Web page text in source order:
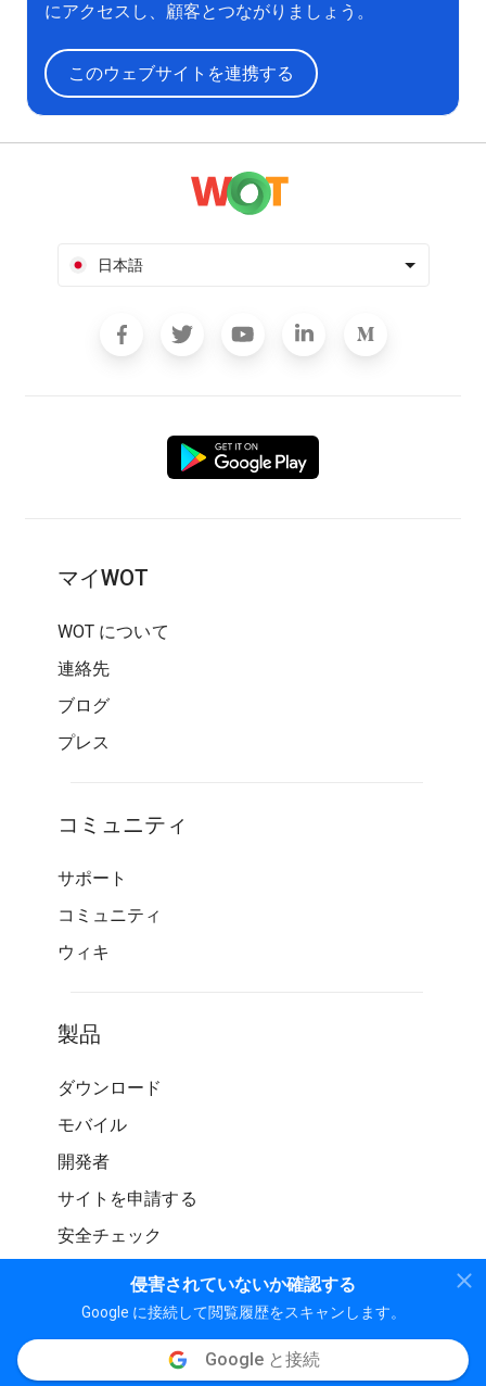
侵害されていないか確認する
Google に接続して閲覧履歴をスキャンします。
Google と接続
にアクセスし、顧客とつながりましょう。
このウェブサイトを連携する
日本語
マイWOT
WOT について
連絡先
ブログ
プレス
コミュニティ
サポート
コミュニティ
ウィキ
製品
ダウンロード
モバイル
開発者
サイトを申請する
安全チェック
© WOT サービス LP。 無断転載を禁じます